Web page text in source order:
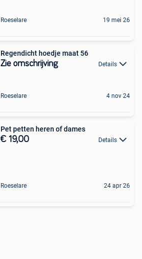
Roeselare 19 mei 26
Regendicht hoedje maat 56
Zie omschrijving Details
Roeselare 4 nov 24
Pet petten heren of dames
€ 19,00 Details
Roeselare 24 apr 26